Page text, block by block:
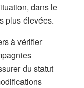
dans le
plus élevées.
à vérifier
du statut